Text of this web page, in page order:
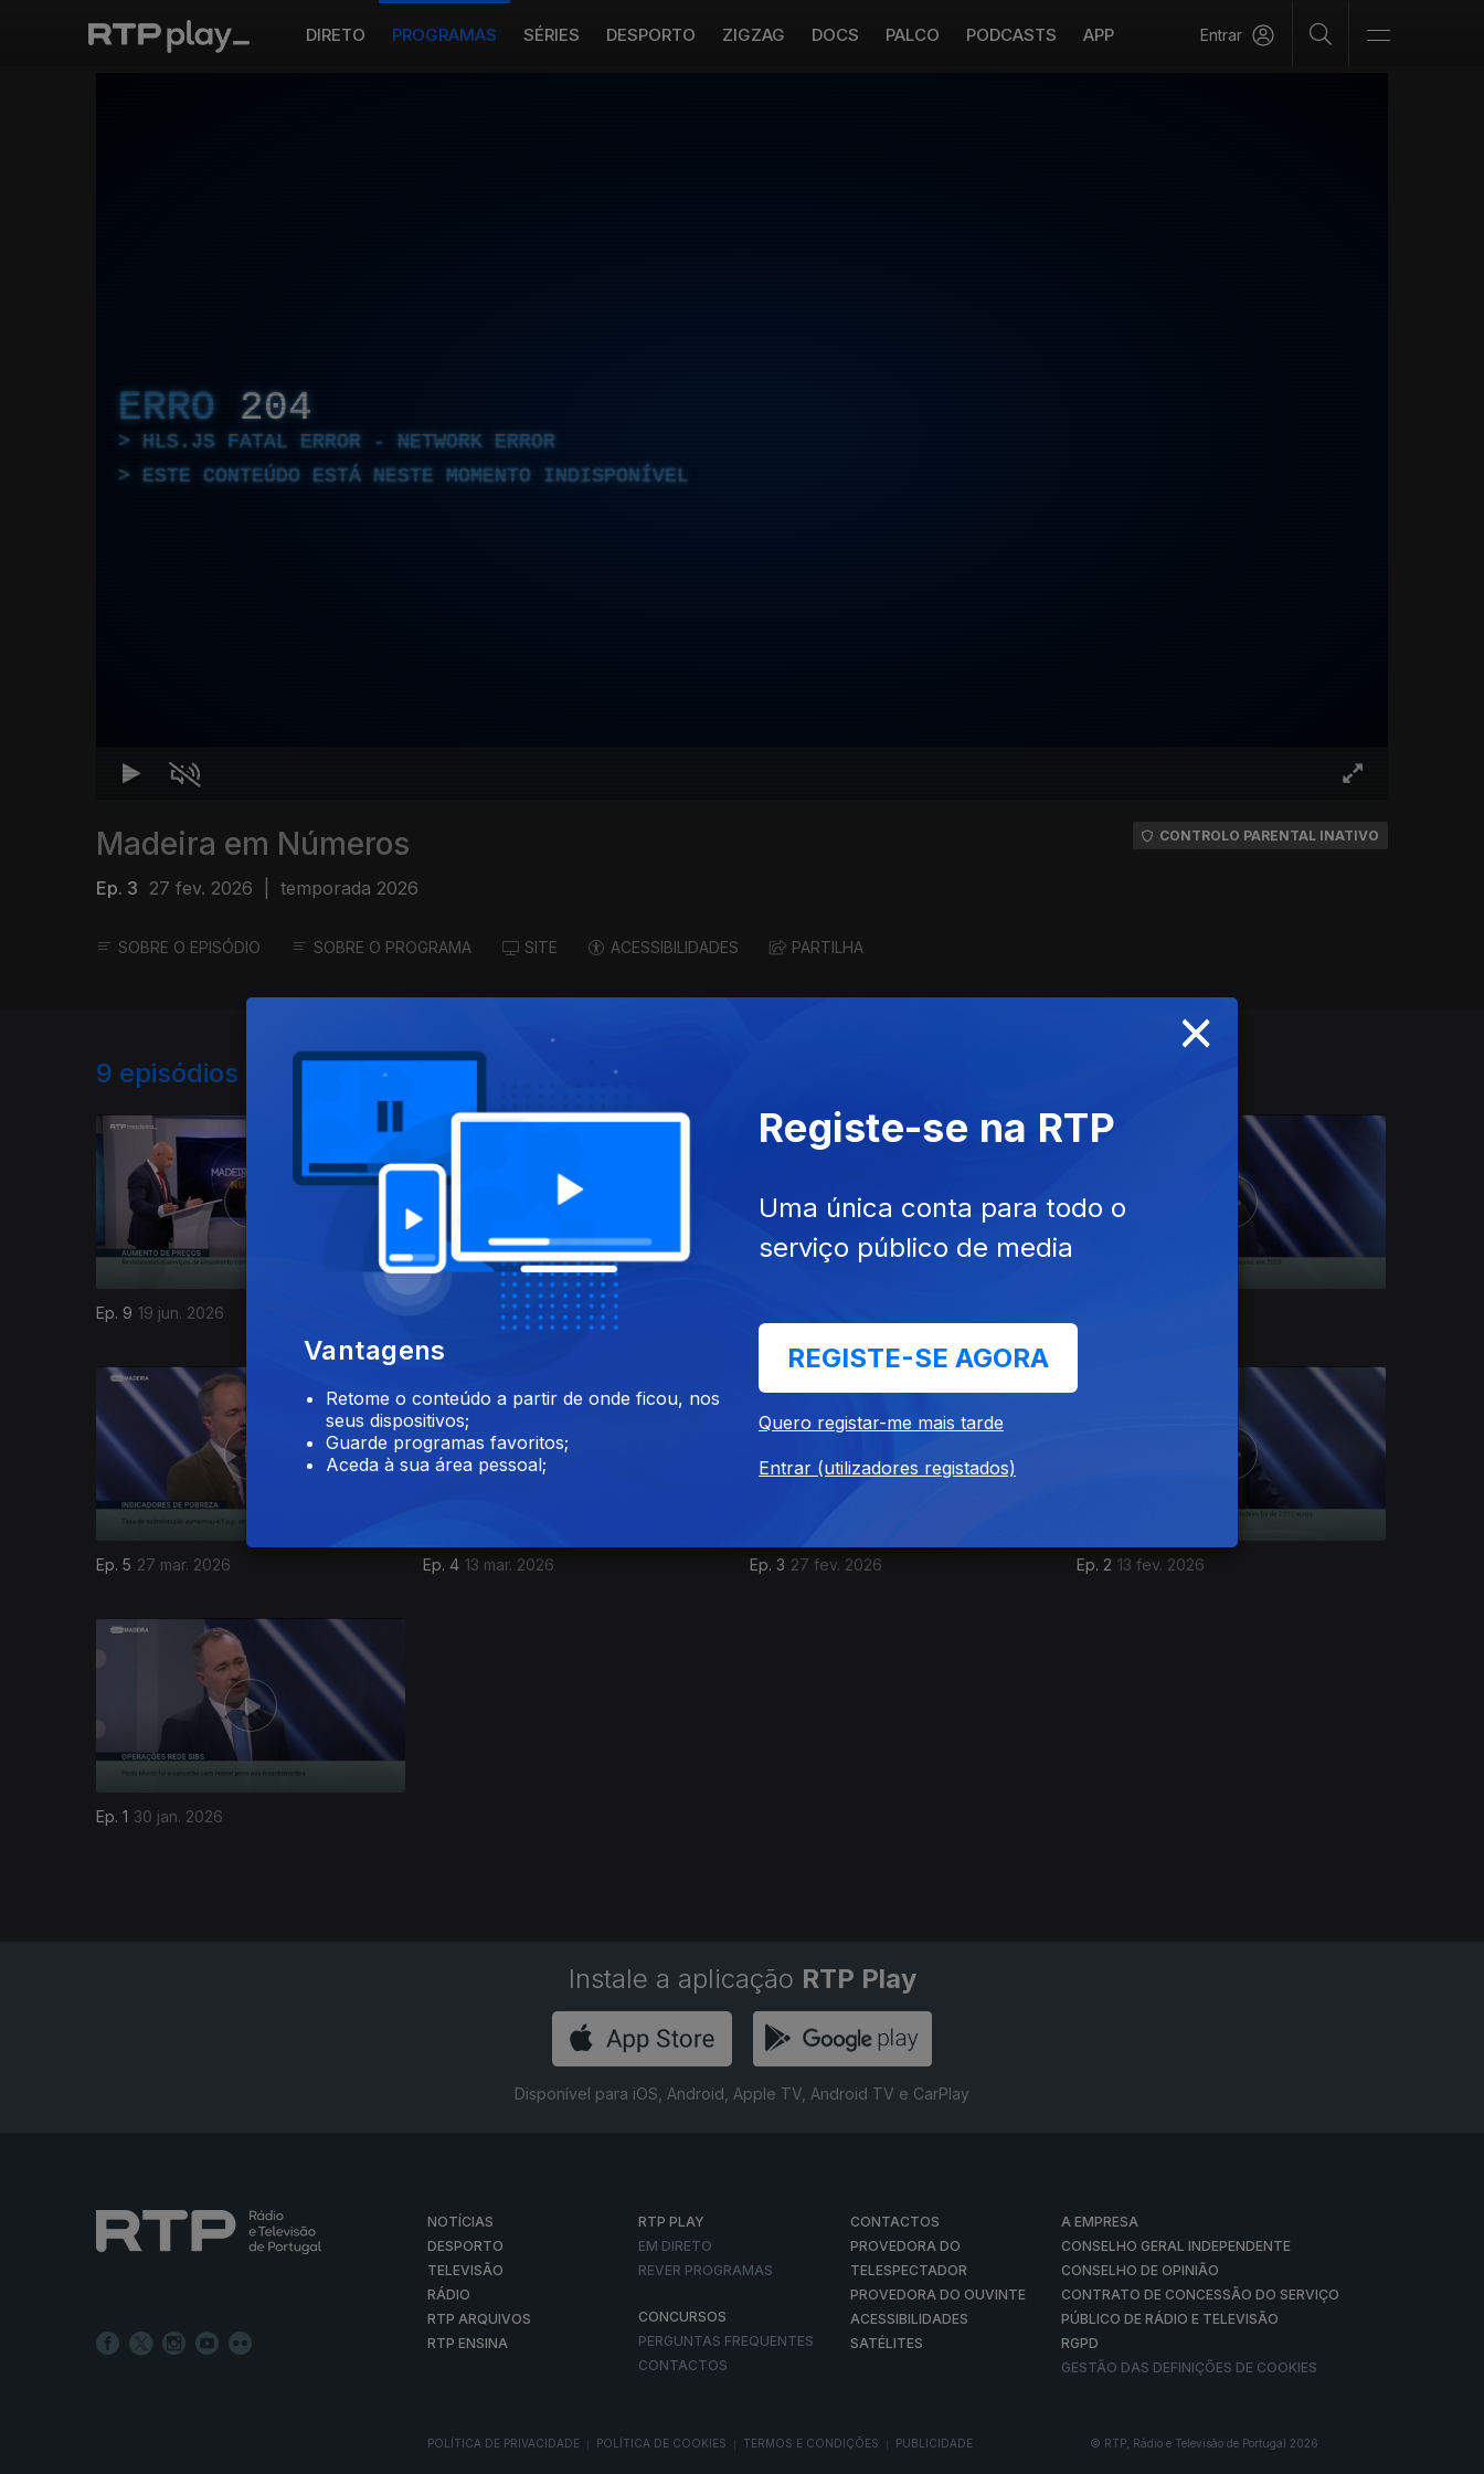
DIRETO PROGRAMAS SÉRIES DESPORTO ZIGZAG DOCS PALCO PODCASTS APP Entrar
ERRO 204
HLS.JS FATAL ERROR - NETWORK ERROR
ESTE CONTEÚDO ESTÁ NESTE MOMENTO INDISPONÍVEL
Madeira em Números
Ep. 3 27 fev. 2026 temporada 2026
CONTROLO PARENTAL INATIVO
SOBRE O EPISÓDIO SOBRE O PROGRAMA SITE ACESSIBILIDADES PARTILHA
9 episódios disponíveis
Ep. 9 19 jun. 2026 05 jun. 2026
Ep. 5 27 mar. 2026 Ep. 4 13 mar. 2026 Ep. 3 27 fev. 2026 Ep. 2 13 fev. 2026
Ep. 1 30 jan. 2026
905967
Instale a aplicação RTP Play
Disponível para iOS, Android, Apple TV, Android TV e CarPlay
NOTÍCIAS
DESPORTO
TELEVISÃO
RÁDIO
RTP ARQUIVOS
RTP ENSINA
RTP PLAY
EM DIRETO
REVER PROGRAMAS
CONCURSOS
PERGUNTAS FREQUENTES
CONTACTOS
CONTACTOS
PROVEDORA DO
TELESPECTADOR
PROVEDORA DO OUVINTE
ACESSIBILIDADES
SATÉLITES
A EMPRESA
CONSELHO GERAL INDEPENDENTE
CONSELHO DE OPINIÃO
CONTRATO DE CONCESSÃO DO SERVIÇO
PÚBLICO DE RÁDIO E TELEVISÃO
RGPD
GESTÃO DAS DEFINIÇÕES DE COOKIES
POLÍTICA DE PRIVACIDADE POLÍTICA DE COOKIES TERMOS E CONDIÇÕES PUBLICIDADE © RTP, Rádio e Televisão de Portugal 2026
×
Vantagens
Retome o conteúdo a partir de onde ficou, nos
seus dispositivos;
Guarde programas favoritos;
Aceda à sua área pessoal;
Registe-se na RTP
Uma única conta para todo o
serviço público de media
REGISTE-SE AGORA
Quero registar-me mais tarde
Entrar (utilizadores registados)